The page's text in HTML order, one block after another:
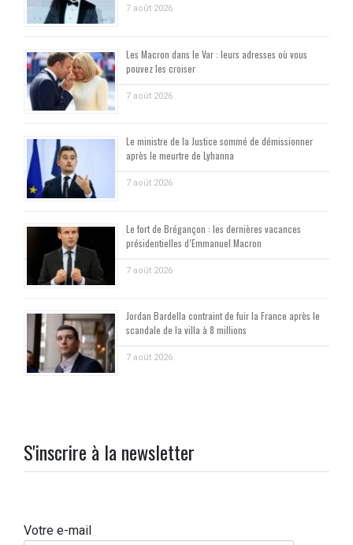
7 août 2026
Les Macron dans le Var : leurs adresses où vous
pouvez les croiser
7 août 2026
Le ministre de la Justice sommé de démissionner
après le meurtre de Lyhanna
7 août 2026
Le fort de Brégançon : les dernières vacances
présidentielles d’Emmanuel Macron
7 août 2026
Jordan Bardella contraint de fuir la France après le
scandale de la villa à 8 millions
7 août 2026
S'inscrire à la newsletter
Votre e-mail